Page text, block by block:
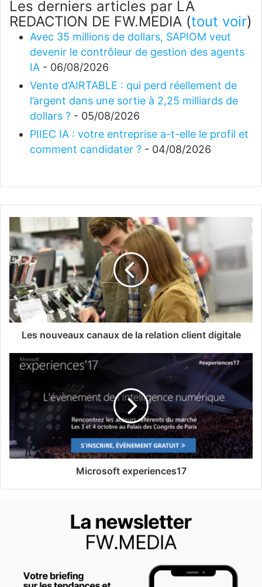
Les derniers articles par LA
REDACTION DE FW.MEDIA (tout voir)
Avec 35 millions de dollars, SAPIOM veut
devenir le contrôleur de gestion des agents
IA - 06/08/2026
Vente d’AIRTABLE : qui perd réellement de
l’argent dans une sortie à 2,25 milliards de
dollars ? - 05/08/2026
PIIEC IA : votre entreprise a-t-elle le profil et
comment candidater ? - 04/08/2026
Les nouveaux canaux de la relation client digitale
Microsoft experiences17